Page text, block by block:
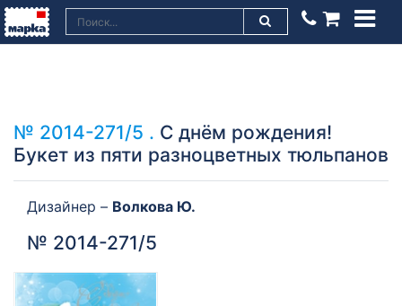
№ 2014-271/5 . С днём рождения!
Букет из пяти разноцветных тюльпанов
Дизайнер – Волкова Ю.
№ 2014-271/5